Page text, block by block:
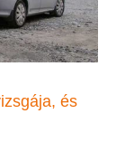
és